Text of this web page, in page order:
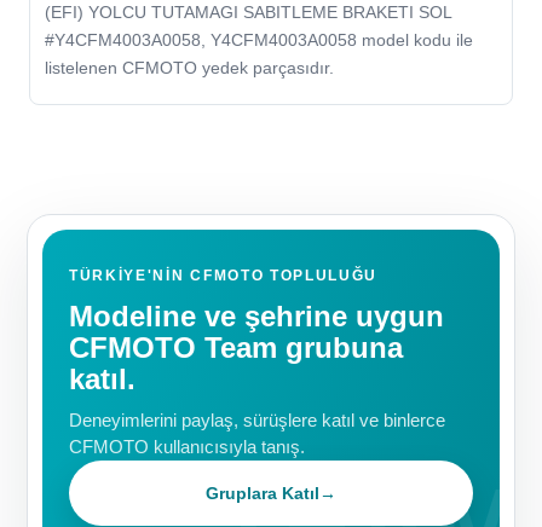
(EFI) YOLCU TUTAMAGI SABITLEME BRAKETI SOL
#Y4CFM4003A0058, Y4CFM4003A0058 model kodu ile
listelenen CFMOTO yedek parçasıdır.
TÜRKIYE'NIN CFMOTO TOPLULUĞU
Modeline ve şehrine uygun
CFMOTO Team grubuna
katıl.
Deneyimlerini paylaş, sürüşlere katıl ve binlerce
CFMOTO kullanıcısıyla tanış.
Gruplara Katıl→